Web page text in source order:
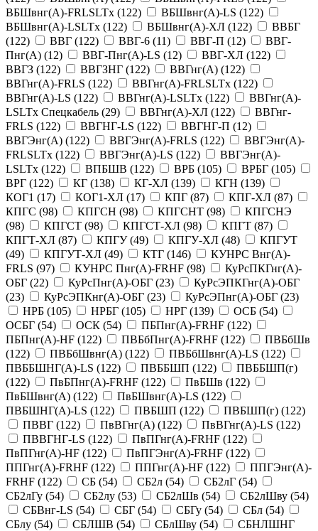
ВБШвнг(А)-FRLSLTx (122) ВБШвнг(А)-LS (122)
ВБШвнг(А)-LSLTx (122) ВБШвнг(А)-ХЛ (122)
ВВБГ
(122) ВВГ (122) ВВГ-6 (11) ВВГ-П (12)
ВВГ-
Пнг(А) (12) ВВГ-Пнг(А)-LS (12) ВВГ-ХЛ (122)
ВВГЗ (122) ВВГЗНГ (122) ВВГнг(А) (122)
ВВГнг(А)-FRLS (122) ВВГнг(А)-FRLSLTx (122)
ВВГнг(А)-LS (122) ВВГнг(А)-LSLTx (122)
ВВГнг(А)-
LSLTx Спецкабель (29) ВВГнг(А)-ХЛ (122)
ВВГнг-
FRLS (122) ВВГНГ-LS (122) ВВГНГ-П (12)
ВВГЭнг(А) (122) ВВГЭнг(А)-FRLS (122)
ВВГЭнг(А)-
FRLSLTx (122) ВВГЭнг(А)-LS (122)
ВВГЭнг(А)-
LSLTx (122) ВПБШВ (122) ВРБ (105) ВРБГ (105)
ВРГ (122) КГ (138) КГ-ХЛ (139) КГН (139)
КОГ1 (17) КОГ1-ХЛ (17) КПГ (87) КПГ-ХЛ (87)
КПГС (98) КПГСН (98) КПГСНТ (98)
КПГСНЭ
(98) КПГСТ (98) КПГСТ-ХЛ (98) КПГТ (87)
КПГТ-ХЛ (87) КПГУ(49) КПГУ-ХЛ (48)
КПГУТ
(49) КПГУТ-ХЛ (49) КТГ (146)
КУНРС Внг(А)-
FRLS (97) КУНРС Пнг(А)-FRHF (98)
КуРсПКГнг(А)-
ОБГ (22) КуРсПнг(А)-ОБГ (23)
КуРсЭПКГнг(А)-ОБГ
(23) КуРсЭПКнг(А)-ОБГ (23) КуРсЭПнг(А)-ОБГ (23)
НРБ (105) НРБГ (105) НРГ (139) ОСБ (54)
ОСБГ (54) ОСК (54) ПБПнг(А)-FRHF (122)
ПБПнг(А)-HF (122) ПВБбПнг(А)-FRHF (122)
ПВБбШв
(122) ПВБбШвнг(А) (122) ПВБбШвнг(А)-LS (122)
ПВББШНГ(А)-LS (122) ПВББШП (122)
ПВББШП(г)
(122) ПвБПнг(А)-FRHF (122) ПвБШв (122)
ПвБШвнг(А) (122) ПвБШвнг(А)-LS (122)
ПВБШНГ(А)-LS (122) ПВБШП (122) ПВБШП(г) (122)
ПВВГ (122) ПвВГнг(А) (122) ПвВГнг(А)-LS (122)
ПВВГНГ-LS (122) ПвПГнг(А)-FRHF (122)
ПвПГнг(А)-HF (122) ПвПГЭнг(А)-FRHF (122)
ППГнг(А)-FRHF (122) ППГнг(А)-HF (122)
ППГЭнг(А)-
FRHF (122) СБ (54) СБ2л (54) СБ2лГ (54)
СБ2лГу (54) СБ2лу (53) СБ2лШв (54) СБ2лШву (54)
СБВнг-LS (54) СБГ (54) СБГу (54) СБл (54)
СБлу (54) СБЛШВ (54) СБлШву (54)
СБНЛШНГ